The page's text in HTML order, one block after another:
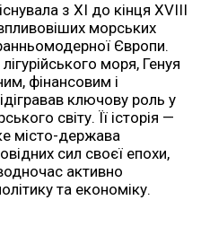
з XI до кінця XVIII
морських
Європи.
моря, Генуя
фінансовим і
ключову роль у
світу. Її історія —
місто-держава
сил своєї епохи,
активно
та економіку.